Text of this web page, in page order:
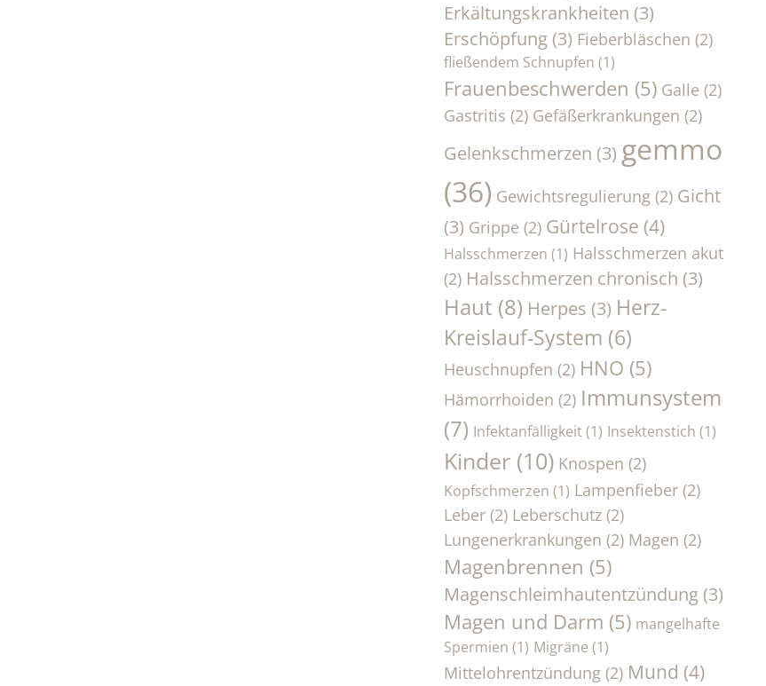
Erkältungskrankheiten (3)
Erschöpfung(3) Fieberbläschen (2)
fließendem Schnupfen (1)
Frauenbeschwerden (5) Galle (2)
Gastritis (2) Gefäßerkrankungen (2)
Gelenkschmerzen (3) gemmo
(36) Gewichtsregulierung(2) Gicht
(3) Grippe (2) Gürtelrose (4)
Halsschmerzen (1) Halsschmerzen akut
(2) Halsschmerzen chronisch (3)
Haut (8) Herpes (3) Herz-
Kreislauf-System (6)
Heuschnupfen (2) HNO (5)
Hämorrhoiden (2) Immunsystem
(7) Infektanfälligkeit(1) Insektenstich (1)
Kinder(10) Knospen (2)
Kopfschmerzen (1) Lampenfieber(2)
Leber(2) Leberschutz(2)
Lungenerkrankungen (2) Magen (2)
Magenbrennen (5)
Magenschleimhautentzündung(3)
Magen und Darm (5) mangelhafte
Spermien (1) Migräne (1)
Mittelohrentzündung(2) Mund (4)